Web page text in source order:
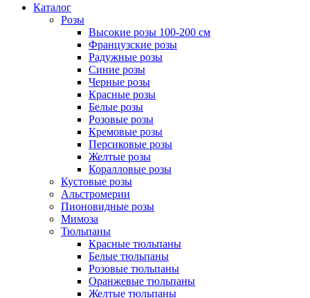
Каталог
Розы
Высокие розы 100-200 см
Французские розы
Радужные розы
Синие розы
Черные розы
Красные розы
Белые розы
Розовые розы
Кремовые розы
Персиковые розы
Желтые розы
Коралловые розы
Кустовые розы
Альстромерии
Пионовидные розы
Мимоза
Тюльпаны
Красные тюльпаны
Белые тюльпаны
Розовые тюльпаны
Оранжевые тюльпаны
Желтые тюльпаны